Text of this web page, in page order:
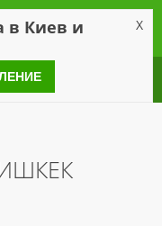
в Киев и X